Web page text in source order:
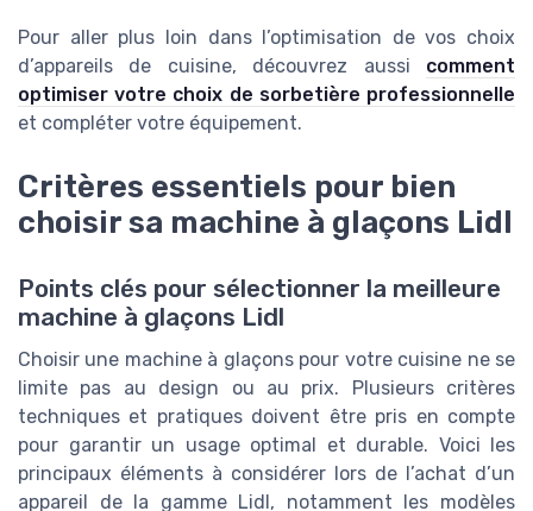
Pour aller plus loin dans l’optimisation de vos choix
d’appareils de cuisine, découvrez aussi comment
optimiser votre choix de sorbetière professionnelle
et compléter votre équipement.
Critères essentiels pour bien
choisir sa machine à glaçons Lidl
Points clés pour sélectionner la meilleure
machine à glaçons Lidl
Choisir une machine à glaçons pour votre cuisine ne se
limite pas au design ou au prix. Plusieurs critères
techniques et pratiques doivent être pris en compte
pour garantir un usage optimal et durable. Voici les
principaux éléments à considérer lors de l’achat d’un
appareil de la gamme Lidl, notamment les modèles